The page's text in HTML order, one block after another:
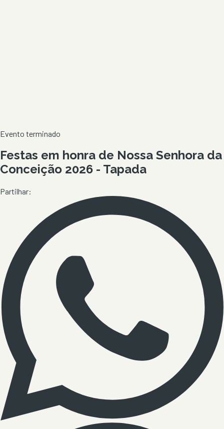
Evento terminado
Festas em honra de Nossa Senhora da
Conceição 2026 - Tapada
Partilhar: